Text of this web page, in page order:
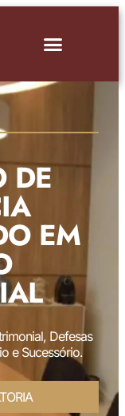
DE
EM
Defesas
e Sucessório.